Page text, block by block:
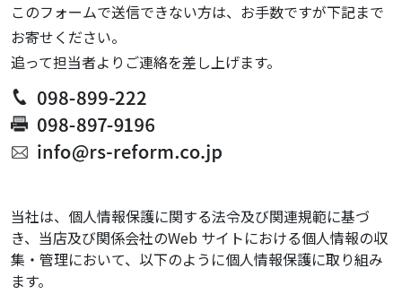
このフォームで送信できない方は、お手数ですが下記まで
お寄せください。
追って担当者よりご連絡を差し上げます。
当社は、個人情報保護に関する法令及び関連規範に基づ
き、当店及び関係会社のWeb サイトにおける個人情報の収
集・管理において、以下のように個人情報保護に取り組み
ます。